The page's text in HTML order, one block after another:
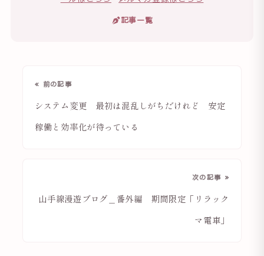
記事一覧
« 前の記事
システム変更 最初は混乱しがちだけれど 安定
稼働と効率化が待っている
次の記事 »
山手線漫遊ブログ＿番外編 期間限定「リラック
マ電車」